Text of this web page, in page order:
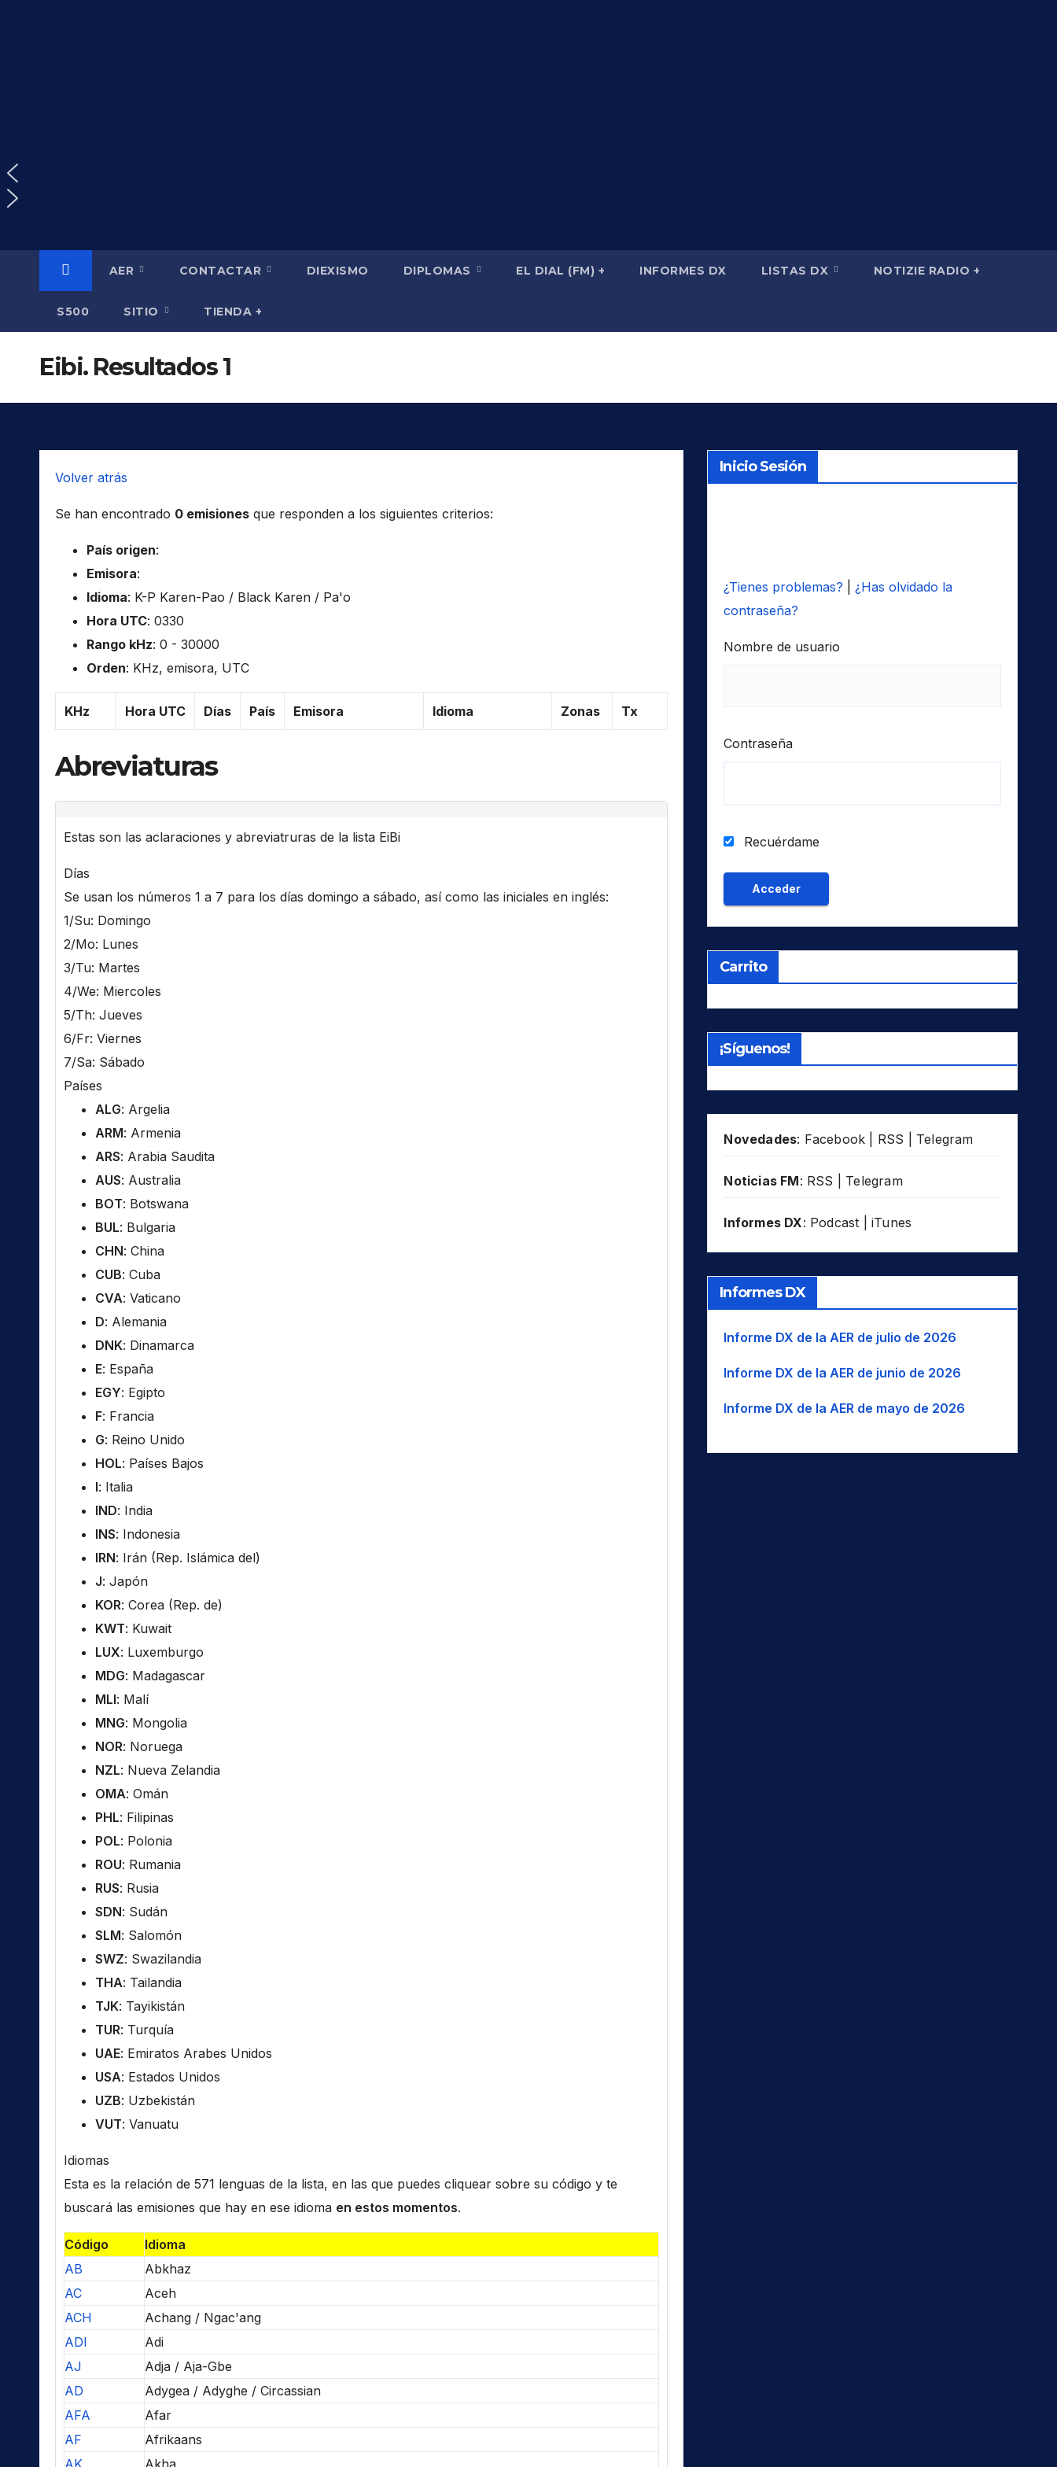
AER CONTACTAR DIEXISMO DIPLOMAS EL DIAL (FM) + INFORMES DX LISTAS DX NOTIZIE RADIO +
S500 SITIO TIENDA +
Eibi. Resultados 1
Volver atrás
Se han encontrado 0 emisiones que responden a los siguientes criterios:
País origen:
Emisora:
Idioma: K-P Karen-Pao / Black Karen / Pa'o
Hora UTC: 0330
Rango kHz: 0 - 30000
Orden: KHz, emisora, UTC
KHz Hora UTC Días País Emisora Idioma Zonas Tx
Abreviaturas
Estas son las aclaraciones y abreviatruras de la lista EiBi
Días
Se usan los números 1 a 7 para los días domingo a sábado, así como las iniciales en inglés:
1/Su: Domingo
2/Mo: Lunes
3/Tu: Martes
4/We: Miercoles
5/Th: Jueves
6/Fr: Viernes
7/Sa: Sábado
Países
ALG: Argelia
ARM: Armenia
ARS: Arabia Saudita
AUS: Australia
BOT: Botswana
BUL: Bulgaria
CHN: China
CUB: Cuba
CVA: Vaticano
D: Alemania
DNK: Dinamarca
E: España
EGY: Egipto
F: Francia
G: Reino Unido
HOL: Países Bajos
I: Italia
IND: India
INS: Indonesia
IRN: Irán (Rep. Islámica del)
J: Japón
KOR: Corea (Rep. de)
KWT: Kuwait
LUX: Luxemburgo
MDG: Madagascar
MLI: Malí
MNG: Mongolia
NOR: Noruega
NZL: Nueva Zelandia
OMA: Omán
PHL: Filipinas
POL: Polonia
ROU: Rumania
RUS: Rusia
SDN: Sudán
SLM: Salomón
SWZ: Swazilandia
THA: Tailandia
TJK: Tayikistán
TUR: Turquía
UAE: Emiratos Arabes Unidos
USA: Estados Unidos
UZB: Uzbekistán
VUT: Vanuatu
Idiomas
Esta es la relación de 571 lenguas de la lista, en las que puedes cliquear sobre su código y te
buscará las emisiones que hay en ese idioma en estos momentos.
Código
Idioma
AB
Abkhaz
AC
Aceh
ACH
Achang / Ngac'ang
ADI
Adi
AJ
Adja / Aja-Gbe
AD
Adygea / Adyghe / Circassian
AFA
Afar
AF
Afrikaans
Inicio Sesión
¿Tienes problemas?
¿Has olvidado la
contraseña?
Nombre de usuario
Contraseña
Recuérdame
Carrito
¡Síguenos!
Novedades: Facebook RSS Telegram
Noticias FM: RSS Telegram
Informes DX: Podcast iTunes
Informes DX
Informe DX de la AER de julio de 2026
Informe DX de la AER de junio de 2026
Informe DX de la AER de mayo de 2026